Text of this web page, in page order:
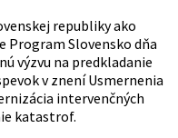
republiky ako
Program Slovensko dňa
výzvu na predkladanie
v znení Usmernenia
intervenčných
katastrof.